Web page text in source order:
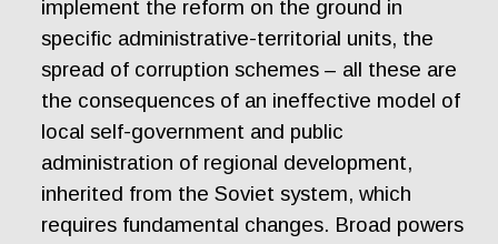
implement the reform on the ground in
specific administrative-territorial units, the
spread of corruption schemes – all these are
the consequences of an ineffective model of
local self-government and public
administration of regional development,
inherited from the Soviet system, which
requires fundamental changes. Broad powers